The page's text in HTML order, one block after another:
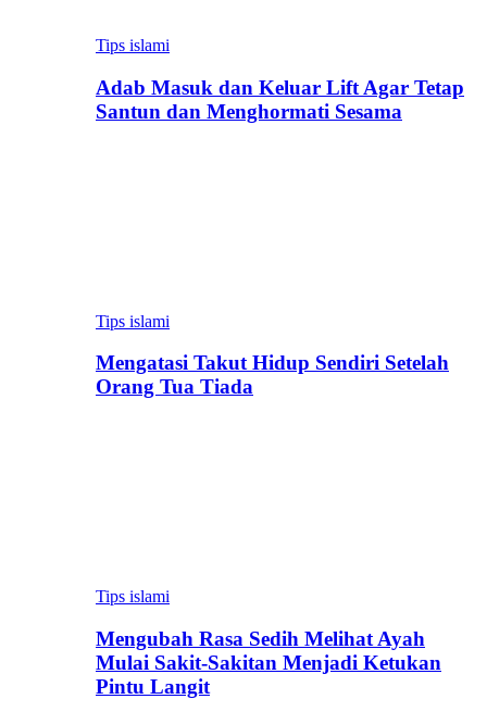
Tips islami
Adab Masuk dan Keluar Lift Agar Tetap
Santun dan Menghormati Sesama
Tips islami
Mengatasi Takut Hidup Sendiri Setelah
Orang Tua Tiada
Tips islami
Mengubah Rasa Sedih Melihat Ayah
Mulai Sakit-Sakitan Menjadi Ketukan
Pintu Langit